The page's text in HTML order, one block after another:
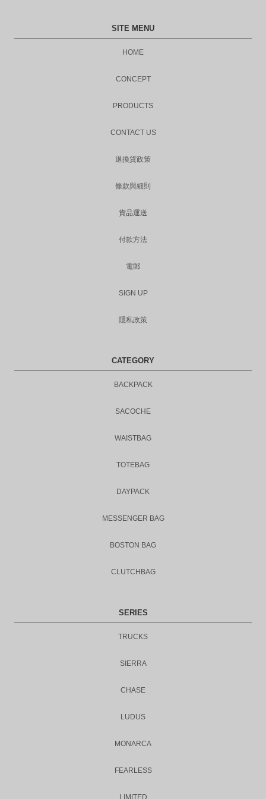
SITE MENU
HOME
CONCEPT
PRODUCTS
CONTACT US
退換貨政策
條款與細則
貨品運送
付款方法
電郵
SIGN UP
隱私政策
CATEGORY
BACKPACK
SACOCHE
WAISTBAG
TOTEBAG
DAYPACK
MESSENGER BAG
BOSTON BAG
CLUTCHBAG
SERIES
TRUCKS
SIERRA
CHASE
LUDUS
MONARCA
FEARLESS
LIMITED